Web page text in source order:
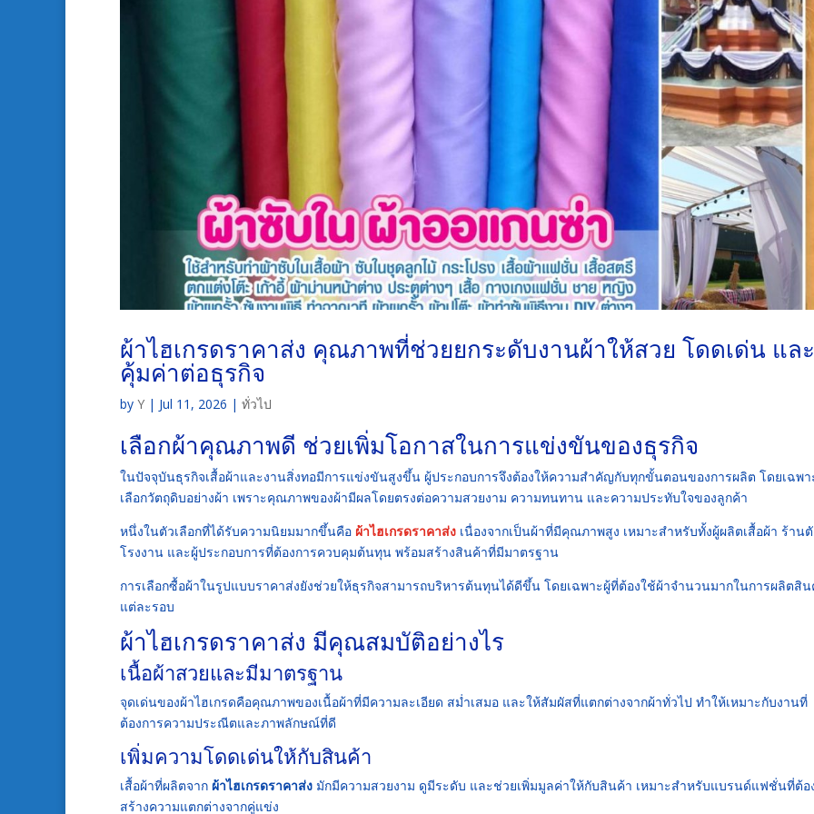
ผ้าไฮเกรดราคาส่ง คุณภาพที่ช่วยยกระดับงานผ้าให้สวย โดดเด่น และ
คุ้มค่าต่อธุรกิจ
by Y | Jul 11, 2026 | ทั่วไป
เลือกผ้าคุณภาพดี ช่วยเพิ่มโอกาสในการแข่งขันของธุรกิจ
ในปัจจุบันธุรกิจเสื้อผ้าและงานสิ่งทอมีการแข่งขันสูงขึ้น ผู้ประกอบการจึงต้องให้ความสำคัญกับทุกขั้นตอนของการผลิต โดยเฉพา
เลือกวัตถุดิบอย่างผ้า เพราะคุณภาพของผ้ามีผลโดยตรงต่อความสวยงาม ความทนทาน และความประทับใจของลูกค้า
หนึ่งในตัวเลือกที่ได้รับความนิยมมากขึ้นคือ ผ้าไฮเกรดราคาส่ง เนื่องจากเป็นผ้าที่มีคุณภาพสูง เหมาะสำหรับทั้งผู้ผลิตเสื้อผ้า ร้าน
โรงงาน และผู้ประกอบการที่ต้องการควบคุมต้นทุน พร้อมสร้างสินค้าที่มีมาตรฐาน
การเลือกซื้อผ้าในรูปแบบราคาส่งยังช่วยให้ธุรกิจสามารถบริหารต้นทุนได้ดีขึ้น โดยเฉพาะผู้ที่ต้องใช้ผ้าจำนวนมากในการผลิตสิ
แต่ละรอบ
ผ้าไฮเกรดราคาส่ง มีคุณสมบัติอย่างไร
เนื้อผ้าสวยและมีมาตรฐาน
จุดเด่นของผ้าไฮเกรดคือคุณภาพของเนื้อผ้าที่มีความละเอียด สม่ำเสมอ และให้สัมผัสที่แตกต่างจากผ้าทั่วไป ทำให้เหมาะกับงานที่
ต้องการความประณีตและภาพลักษณ์ที่ดี
เพิ่มความโดดเด่นให้กับสินค้า
เสื้อผ้าที่ผลิตจาก ผ้าไฮเกรดราคาส่ง มักมีความสวยงาม ดูมีระดับ และช่วยเพิ่มมูลค่าให้กับสินค้า เหมาะสำหรับแบรนด์แฟชั่นที่ต้อ
สร้างความแตกต่างจากคู่แข่ง